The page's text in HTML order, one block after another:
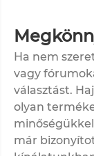
Ha nem
vagy
választást.
olyan
már